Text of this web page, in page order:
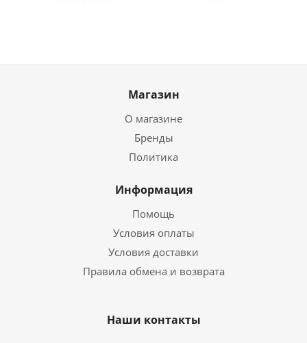
Магазин
О магазине
Бренды
Политика
Информация
Помощь
Условия оплаты
Условия доставки
Правила обмена и возврата
Наши контакты